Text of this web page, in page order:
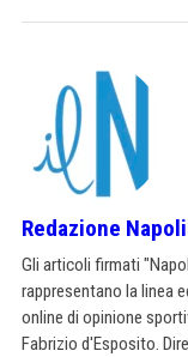
Redazione
Gli articoli firmati
rappresentano la linea
online di opinione
Fabrizio d'Esposito.